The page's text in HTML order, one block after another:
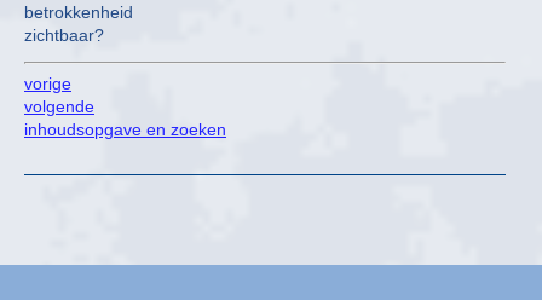
betrokkenheid
zichtbaar?
vorige
volgende
inhoudsopgave en zoeken